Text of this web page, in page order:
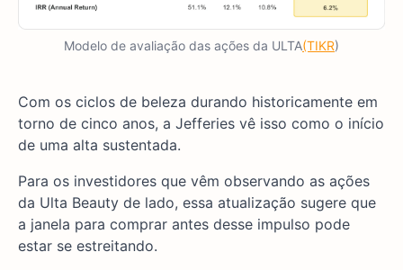
Modelo de avaliação das ações da ULTA(TIKR)
Com os ciclos de beleza durando historicamente em
torno de cinco anos, a Jefferies vê isso como o início
de uma alta sustentada.
Para os investidores que vêm observando as ações
da Ulta Beauty de lado, essa atualização sugere que
a janela para comprar antes desse impulso pode
estar se estreitando.